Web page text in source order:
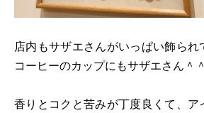
店内もサザエさんがいっぱい飾られ
コーヒーのカップにもサザエさん＾＾
香りとコクと苦みが丁度良くて、ア